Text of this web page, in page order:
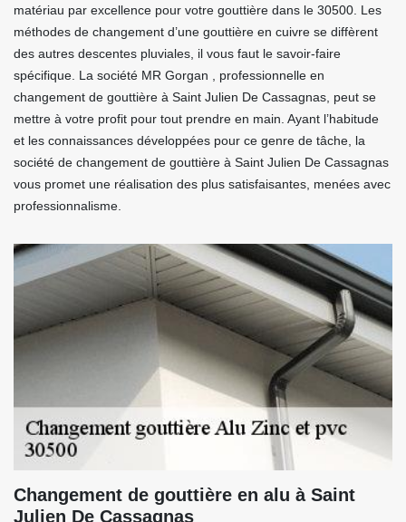
matériau par excellence pour votre gouttière dans le 30500. Les
méthodes de changement d’une gouttière en cuivre se diffèrent
des autres descentes pluviales, il vous faut le savoir-faire
spécifique. La société MR Gorgan , professionnelle en
changement de gouttière à Saint Julien De Cassagnas, peut se
mettre à votre profit pour tout prendre en main. Ayant l’habitude
et les connaissances développées pour ce genre de tâche, la
société de changement de gouttière à Saint Julien De Cassagnas
vous promet une réalisation des plus satisfaisantes, menées avec
professionnalisme.
Changement de gouttière en alu à Saint
Julien De Cassagnas